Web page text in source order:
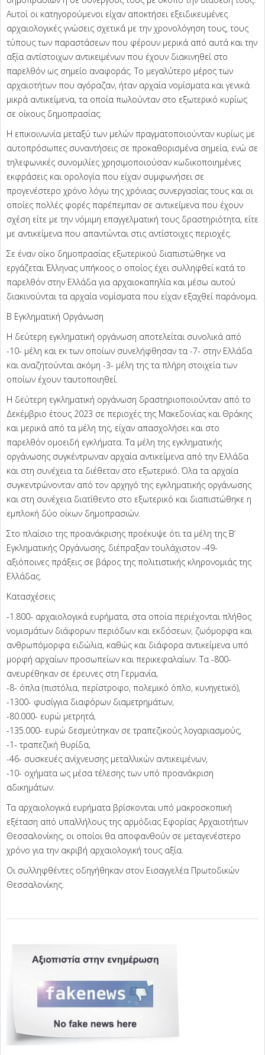
Αυτοί οι κατηγορούμενοι είχαν αποκτήσει εξειδικευμένες
αρχαιολογικές γνώσεις σχετικά με την χρονολόγηση τους, τους
τύπους των παραστάσεων που φέρουν μερικά από αυτά και την
αξία αντίστοιχων αντικειμένων που έχουν διακινηθεί στο
παρελθόν ως σημείο αναφοράς. Το μεγαλύτερο μέρος των
αρχαιοτήτων που αγόραζαν, ήταν αρχαία νομίσματα και γενικά
μικρά αντικείμενα, τα οποία πωλούνταν στο εξωτερικό κυρίως
σε οίκους δημοπρασίας.
Η επικοινωνία μεταξύ των μελών πραγματοποιούνταν κυρίως με
αυτοπρόσωπες συναντήσεις σε προκαθορισμένα σημεία, ενώ σε
τηλεφωνικές συνομιλίες χρησιμοποιούσαν κωδικοποιημένες
εκφράσεις και ορολογία που είχαν συμφωνήσει σε
προγενέστερο χρόνο λόγω της χρόνιας συνεργασίας τους και οι
οποίες πολλές φορές παρέπεμπαν σε αντικείμενα που έχουν
σχέση είτε με την νόμιμη επαγγελματική τους δραστηριότητα, είτε
με αντικείμενα που απαντώνται στις αντίστοιχες περιοχές.
Σε έναν οίκο δημοπρασίας εξωτερικού διαπιστώθηκε να
εργάζεται Έλληνας υπήκοος ο οποίος έχει συλληφθεί κατά το
παρελθόν στην Ελλάδα για αρχαιοκαπηλία και μέσω αυτού
διακινούνται τα αρχαία νομίσματα που είχαν εξαχθεί παράνομα.
Β Εγκληματική Οργάνωση
Η δεύτερη εγκληματική οργάνωση αποτελείται συνολικά από
-10- μέλη και εκ των οποίων συνελήφθησαν τα -7- στην Ελλάδα
και αναζητούνται ακόμη -3- μέλη της τα πλήρη στοιχεία των
οποίων έχουν ταυτοποιηθεί.
Η δεύτερη εγκληματική οργάνωση δραστηριοποιούνταν από το
Δεκέμβριο έτους 2023 σε περιοχές της Μακεδονίας και Θράκης
και μερικά από τα μέλη της, είχαν απασχολήσει και στο
παρελθόν ομοειδή εγκλήματα. Τα μέλη της εγκληματικής
οργάνωσης συγκέντρωναν αρχαία αντικείμενα από την Ελλάδα
και στη συνέχεια τα διέθεταν στο εξωτερικό. Όλα τα αρχαία
συγκεντρώνονταν από τον αρχηγό της εγκληματικής οργάνωσης
και στη συνέχεια διατίθεντο στο εξωτερικό και διαπιστώθηκε η
εμπλοκή δύο οίκων δημοπρασιών.
Στο πλαίσιο της προανάκρισης προέκυψε ότι τα μέλη της Β’
Εγκληματικής Οργάνωσης, διέπραξαν τουλάχιστον -49-
αξιόποινες πράξεις σε βάρος της πολιτιστικής κληρονομιάς της
Ελλάδας.
Κατασχέσεις
-1.800- αρχαιολογικά ευρήματα, στα οποία περιέχονται πλήθος
νομισμάτων διάφορων περιόδων και εκδόσεων, ζωόμορφα και
ανθρωπόμορφα ειδώλια, καθώς και διάφορα αντικείμενα υπό
μορφή αρχαίων προσωπείων και περικεφαλαίων. Τα -800-
ανευρέθηκαν σε έρευνες στη Γερμανία,
-8- όπλα (πιστόλια, περίστροφο, πολεμικό όπλο, κυνηγετικό),
-1300- φυσίγγια διαφόρων διαμετρημάτων,
-80.000- ευρώ μετρητά,
-135.000- ευρώ δεσμεύτηκαν σε τραπεζικούς λογαριασμούς,
-1- τραπεζική θυρίδα,
-46- συσκευές ανίχνευσης μεταλλικών αντικειμένων,
-10- οχήματα ως μέσα τέλεσης των υπό προανάκριση
αδικημάτων.
Τα αρχαιολογικά ευρήματα βρίσκονται υπό μακροσκοπική
εξέταση από υπαλλήλους της αρμόδιας Εφορίας Αρχαιοτήτων
Θεσσαλονίκης, οι οποίοι θα αποφανθούν σε μεταγενέστερο
χρόνο για την ακριβή αρχαιολογική τους αξία.
Οι συλληφθέντες οδηγήθηκαν στον Εισαγγελέα Πρωτοδικών
Θεσσαλονίκης.